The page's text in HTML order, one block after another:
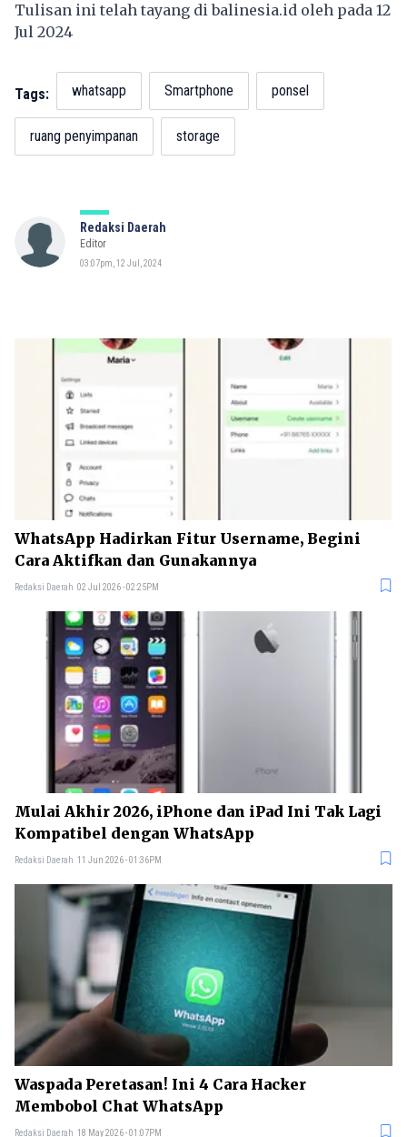
Tulisan ini telah tayang dibalinesia.id oleh pada 12
Jul 2024
Tags: whatsapp Smartphone ponsel
ruang penyimpanan storage
Redaksi Daerah
Editor
03:07pm, 12 Jul, 2024
WhatsApp Hadirkan Fitur Username, Begini
Cara Aktifkan dan Gunakannya
Redaksi Daerah 02 Jul 2026 - 02:25PM
Mulai Akhir 2026, iPhone dan iPad Ini Tak Lagi
Kompatibel dengan WhatsApp
Redaksi Daerah 11 Jun 2026 - 01:36PM
Waspada Peretasan! Ini 4 Cara Hacker
Membobol Chat WhatsApp
Redaksi Daerah 18 May 2026 - 01:07PM